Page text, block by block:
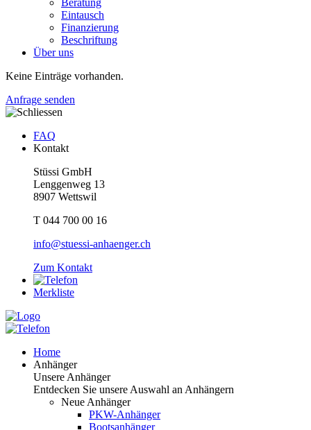
Beratung
Eintausch
Finanzierung
Beschriftung
Über uns
Keine Einträge vorhanden.
Anfrage senden
FAQ
Kontakt
Stüssi GmbH
Lenggenweg 13
8907 Wettswil
T 044 700 00 16
info@stuessi-anhaenger.ch
Zum Kontakt
Merkliste
Home
Anhänger
Unsere Anhänger
Entdecken Sie unsere Auswahl an Anhängern
Neue Anhänger
PKW-Anhänger
Bootsanhänger